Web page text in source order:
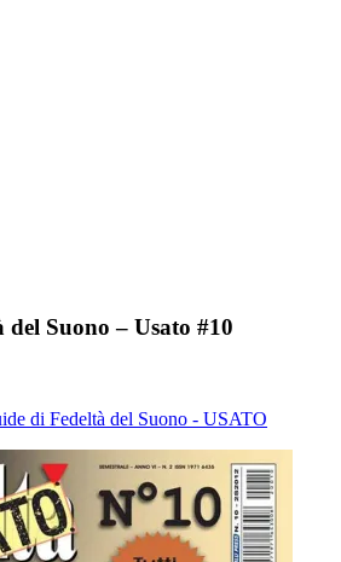
Suono – Usato #10
di Fedeltà del Suono - USATO